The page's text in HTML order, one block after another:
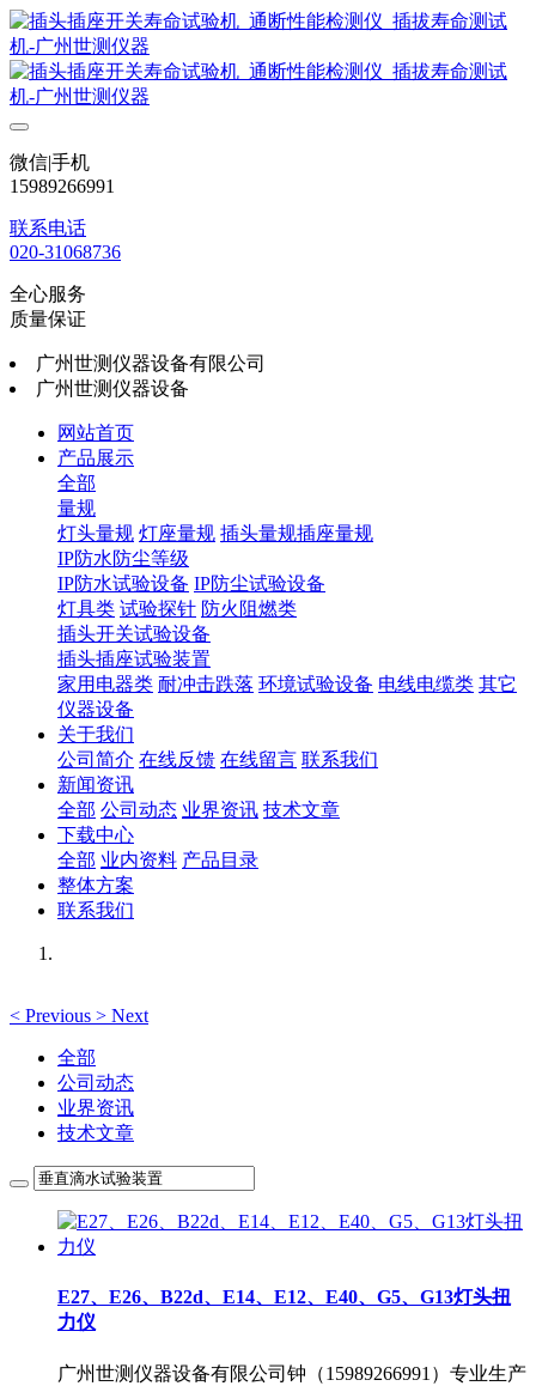
微信|手机
15989266991
联系电话
020-31068736
全心服务
质量保证
广州世测仪器设备有限公司
广州世测仪器设备
网站首页
产品展示
全部
量规
灯头量规 灯座量规 插头量规插座量规
IP防水防尘等级
IP防水试验设备 IP防尘试验设备
灯具类 试验探针 防火阻燃类
插头开关试验设备
插头插座试验装置
家用电器类 耐冲击跌落 环境试验设备 电线电缆类 其它
仪器设备
关于我们
公司简介 在线反馈 在线留言 联系我们
新闻资讯
全部 公司动态 业界资讯 技术文章
下载中心
全部 业内资料 产品目录
整体方案
联系我们
< Previous > Next
全部
公司动态
业界资讯
技术文章
E27、E26、B22d、E14、E12、E40、G5、G13灯头扭
力仪
广州世测仪器设备有限公司钟（15989266991）专业生产